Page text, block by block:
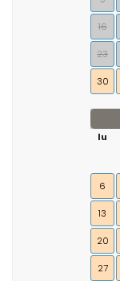
16
23
30
lu
6
13
20
27